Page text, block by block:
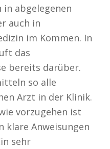
in abgelegenen
auch in
im Kommen. In
das
bereits darüber.
so alle
Arzt in der Klinik.
vorzugehen ist
klare Anweisungen
sehr